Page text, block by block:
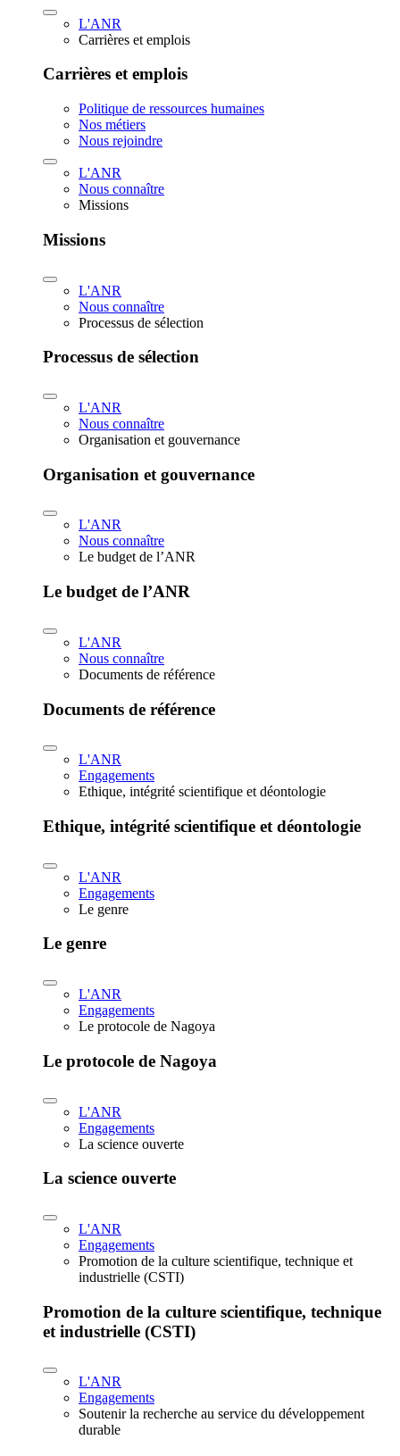
L'ANR
Carrières et emplois
Carrières et emplois
Politique de ressources humaines
Nos métiers
Nous rejoindre
L'ANR
Nous connaître
Missions
Missions
L'ANR
Nous connaître
Processus de sélection
Processus de sélection
L'ANR
Nous connaître
Organisation et gouvernance
Organisation et gouvernance
L'ANR
Nous connaître
Le budget de l’ANR
Le budget de l’ANR
L'ANR
Nous connaître
Documents de référence
Documents de référence
L'ANR
Engagements
Ethique, intégrité scientifique et déontologie
Ethique, intégrité scientifique et déontologie
L'ANR
Engagements
Le genre
Le genre
L'ANR
Engagements
Le protocole de Nagoya
Le protocole de Nagoya
L'ANR
Engagements
La science ouverte
La science ouverte
L'ANR
Engagements
Promotion de la culture scientifique, technique et
industrielle (CSTI)
Promotion de la culture scientifique, technique
et industrielle (CSTI)
L'ANR
Engagements
Soutenir la recherche au service du développement
durable